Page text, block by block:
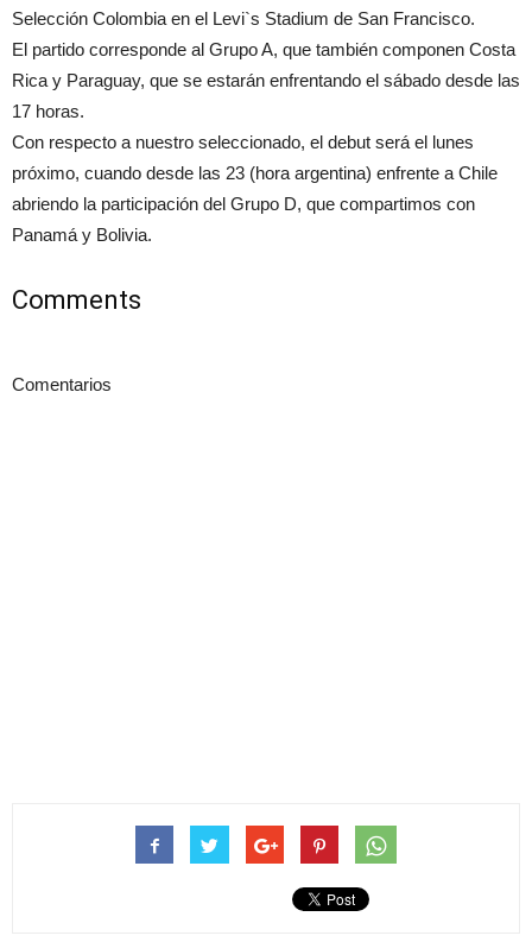
Selección Colombia en el Levi`s Stadium de San Francisco.
El partido corresponde al Grupo A, que también componen Costa
Rica y Paraguay, que se estarán enfrentando el sábado desde las
17 horas.
Con respecto a nuestro seleccionado, el debut será el lunes
próximo, cuando desde las 23 (hora argentina) enfrente a Chile
abriendo la participación del Grupo D, que compartimos con
Panamá y Bolivia.
Comments
Comentarios